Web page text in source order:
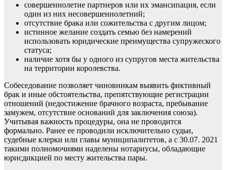
совершеннолетие партнеров или их эмансипация, если
один из них несовершеннолетний;
отсутствие брака или сожительства с другим лицом;
истинное желание создать семью без намерений
использовать юридические преимущества супружеского
статуса;
наличие хотя бы у одного из супругов места жительства
на территории королевства.
Собеседование позволяет чиновникам выявить фиктивный
брак и иные обстоятельства, препятствующие регистрации
отношений (недостижение брачного возраста, пребывание
замужем, отсутствие оснований для заключения союза).
Учитывая важность процедуры, она не проводится
формально. Ранее ее проводили исключительно судьи,
судебные клерки или главы муниципалитетов, а с 30.07. 2021
такими полномочиями наделены нотариусы, обладающие
юрисдикцией по месту жительства пары.